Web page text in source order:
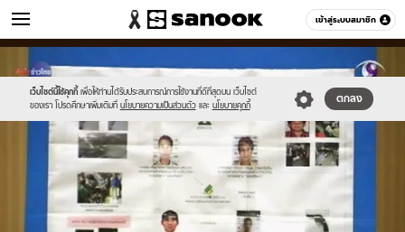
เข้าสู่ระบบสมาชิก
ข่าว หมวดอื่นๆ
เว็บไซต์นี้ใช้คุกกี้ เพื่อให้ท่านได้รับประสบการณ์การใช้งานที่ดีที่สุดบน เว็บไซต์
ของเรา โปรดศึกษาเพิ่มเติมที่ นโยบายความเป็นส่วนตัว และ นโยบายคุกกี้
ตกลง
new-
sanook.png